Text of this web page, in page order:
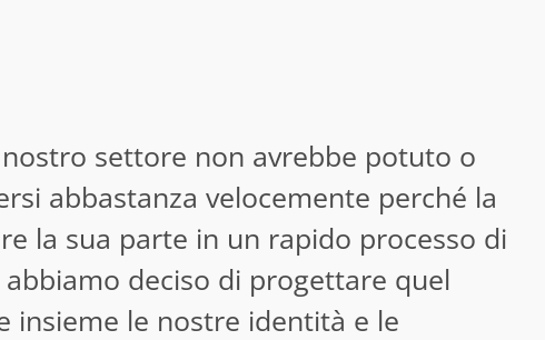
settore non avrebbe potuto o
abbastanza velocemente perché la
la sua parte in un rapido processo di
deciso di progettare quel
insieme le nostre identità e le